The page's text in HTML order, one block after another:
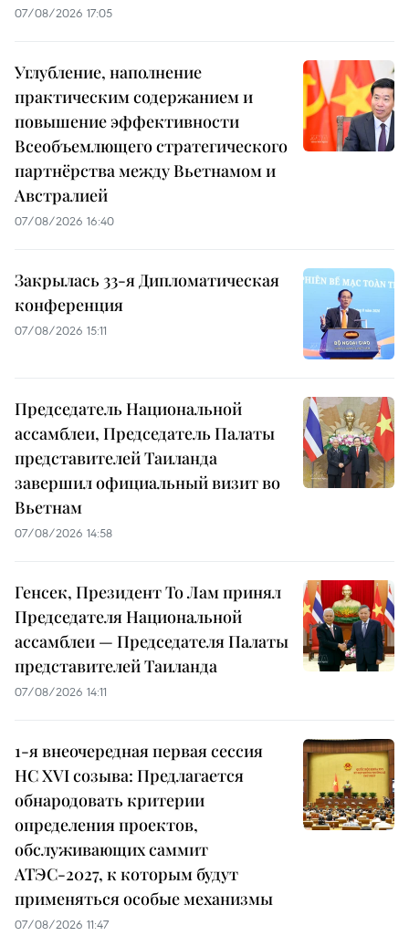
07/08/2026 17:05
Углубление, наполнение
практическим содержанием и
повышение эффективности
Всеобъемлющего стратегического
партнёрства между Вьетнамом и
Австралией
07/08/2026 16:40
Закрылась 33-я Дипломатическая
конференция
07/08/2026 15:11
Председатель Национальной
ассамблеи, Председатель Палаты
представителей Таиланда
завершил официальный визит во
Вьетнам
07/08/2026 14:58
Генсек, Президент То Лам принял
Председателя Национальной
ассамблеи — Председателя Палаты
представителей Таиланда
07/08/2026 14:11
1-я внеочередная первая сессия
НС XVI созыва: Предлагается
обнародовать критерии
определения проектов,
обслуживающих саммит
АТЭС-2027, к которым будут
применяться особые механизмы
07/08/2026 11:47